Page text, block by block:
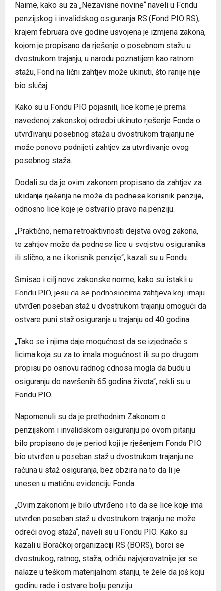
Naime, kako su za „Nezavisne novine“ naveli u Fondu
penzijskog i invalidskog osiguranja RS (Fond PIO RS),
krajem februara ove godine usvojena je izmjena zakona,
kojom je propisano da rješenje o posebnom stažu u
dvostrukom trajanju, u narodu poznatijem kao ratnom
stažu, Fond na lični zahtjev može ukinuti, što ranije nije
bio slučaj.
Kako su u Fondu PIO pojasnili, lice kome je prema
navedenoj zakonskoj odredbi ukinuto rješenje Fonda o
utvrđivanju posebnog staža u dvostrukom trajanju ne
može ponovo podnijeti zahtjev za utvrđivanje ovog
posebnog staža.
Dodali su da je ovim zakonom propisano da zahtjev za
ukidanje rješenja ne može da podnese korisnik penzije,
odnosno lice koje je ostvarilo pravo na penziju.
„Praktično, nema retroaktivnosti dejstva ovog zakona,
te zahtjev može da podnese lice u svojstvu osiguranika
ili slično, a ne i korisnik penzije“, kazali su u Fondu.
Smisao i cilj nove zakonske norme, kako su istakli u
Fondu PIO, jesu da se podnosiocima zahtjeva koji imaju
utvrđen poseban staž u dvostrukom trajanju omogući da
ostvare puni staž osiguranja u trajanju od 40 godina.
„Tako se i njima daje mogućnost da se izjednače s
licima koja su za to imala mogućnost ili su po drugom
propisu po osnovu radnog odnosa mogla da budu u
osiguranju do navršenih 65 godina života“, rekli su u
Fondu PIO.
Napomenuli su da je prethodnim Zakonom o
penzijskom i invalidskom osiguranju po ovom pitanju
bilo propisano da je period koji je rješenjem Fonda PIO
bio utvrđen u poseban staž u dvostrukom trajanju ne
računa u staž osiguranja, bez obzira na to da li je
unesen u matičnu evidenciju Fonda.
„Ovim zakonom je bilo utvrđeno i to da se lice koje ima
utvrđen poseban staž u dvostrukom trajanju ne može
odreći ovog staža“, naveli su u Fondu PIO. Kako su
kazali u Boračkoj organizaciji RS (BORS), borci se
dvostrukog, ratnog, staža, odriču najvjerovatnije jer se
nalaze u teškom materijalnom stanju, te žele da još koju
godinu rade i ostvare bolju penziju.